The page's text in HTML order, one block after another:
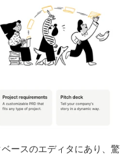
ースのエディタにあり、驚